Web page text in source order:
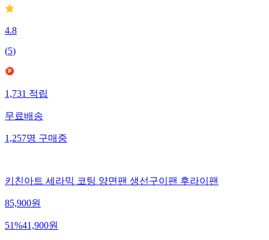
4.8
(5)
1,731 적립
무료배송
1,257명 구매중
키친아트 세라믹 코팅 양면팬 생선구이팬 후라이팬
85,900원
51%41,900원